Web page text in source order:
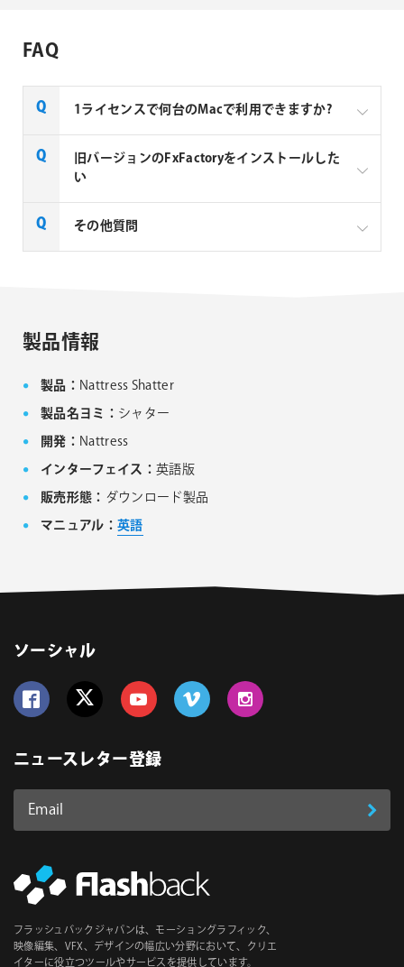
FAQ
1ライセンスで何台のMacで利用できますか?
Noise Industries社製品、FxFactory プラグインファミ
リー製品は、1ライセンスにつき1台のMacでのみ使用
旧バージョンのFxFactoryをインストールした
い
FxFactory 旧バージョンインストーラーページよりご
その他質問
製品情報
製品： Nattress Shatter
製品名ヨミ： シャター
開発： Nattress
インターフェイス： 英語版
販売形態： ダウンロード製品
マニュアル： 英語
ソーシャル
ニュースレター登録
Email
ス
必
須
登
フラッシュバックジャパンは、モーショングラフィック、
映像編集、VFX、デザインの幅広い分野において、クリエ
イターに役立つツールやサービスを提供しています。